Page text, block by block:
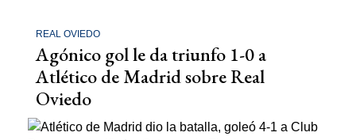
REAL OVIEDO
Agónico gol le da triunfo 1-0 a
Atlético de Madrid sobre Real
Oviedo